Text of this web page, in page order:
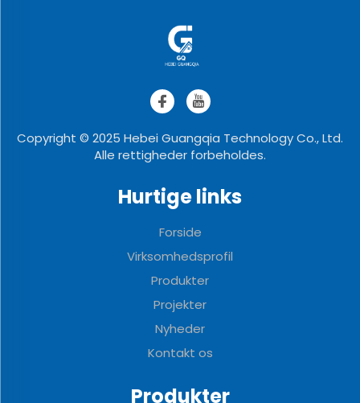
Copyright © 2025 Hebei Guangqia Technology Co., Ltd.
Alle rettigheder forbeholdes.
Hurtige links
Forside
Virksomhedsprofil
Produkter
Projekter
Nyheder
Kontakt os
Produkter